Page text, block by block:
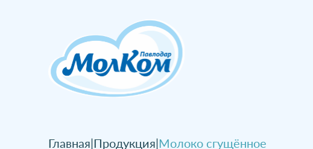
Главная|Продукция|Молоко сгущённое